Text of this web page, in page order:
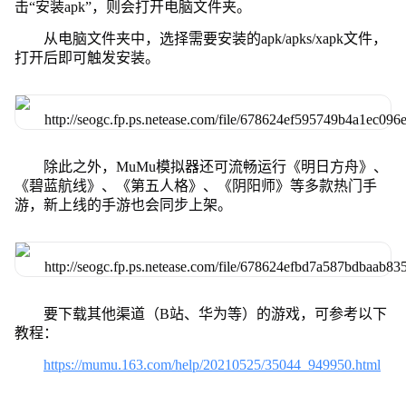
击“安装apk”，则会打开电脑文件夹。
从电脑文件夹中，选择需要安装的apk/apks/xapk文件，
打开后即可触发安装。
除此之外，MuMu模拟器还可流畅运行《明日方舟》、
《碧蓝航线》、《第五人格》、《阴阳师》等多款热门手
游，新上线的手游也会同步上架。
要下载其他渠道（B站、华为等）的游戏，可参考以下
教程：
https://mumu.163.com/help/20210525/35044_949950.html